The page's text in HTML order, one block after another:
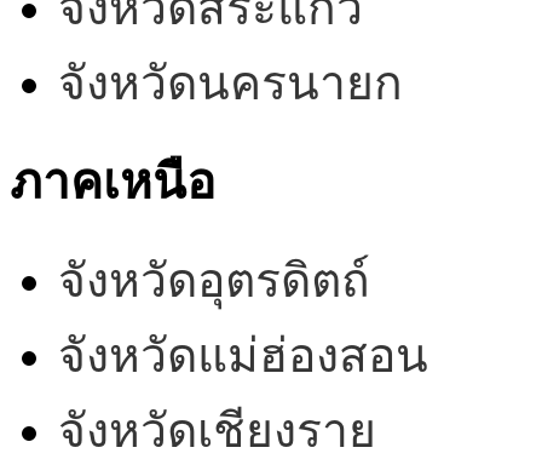
จังหวัดนครนายก
ภาคเหนือ
จังหวัดอุตรดิตถ์
จังหวัดแม่ฮ่องสอน
จังหวัดเชียงราย